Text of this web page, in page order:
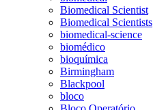
Biomedical Scientist
Biomedical Scientists
biomedical-science
biomédico
bioquímica
Birmingham
Blackpool
bloco